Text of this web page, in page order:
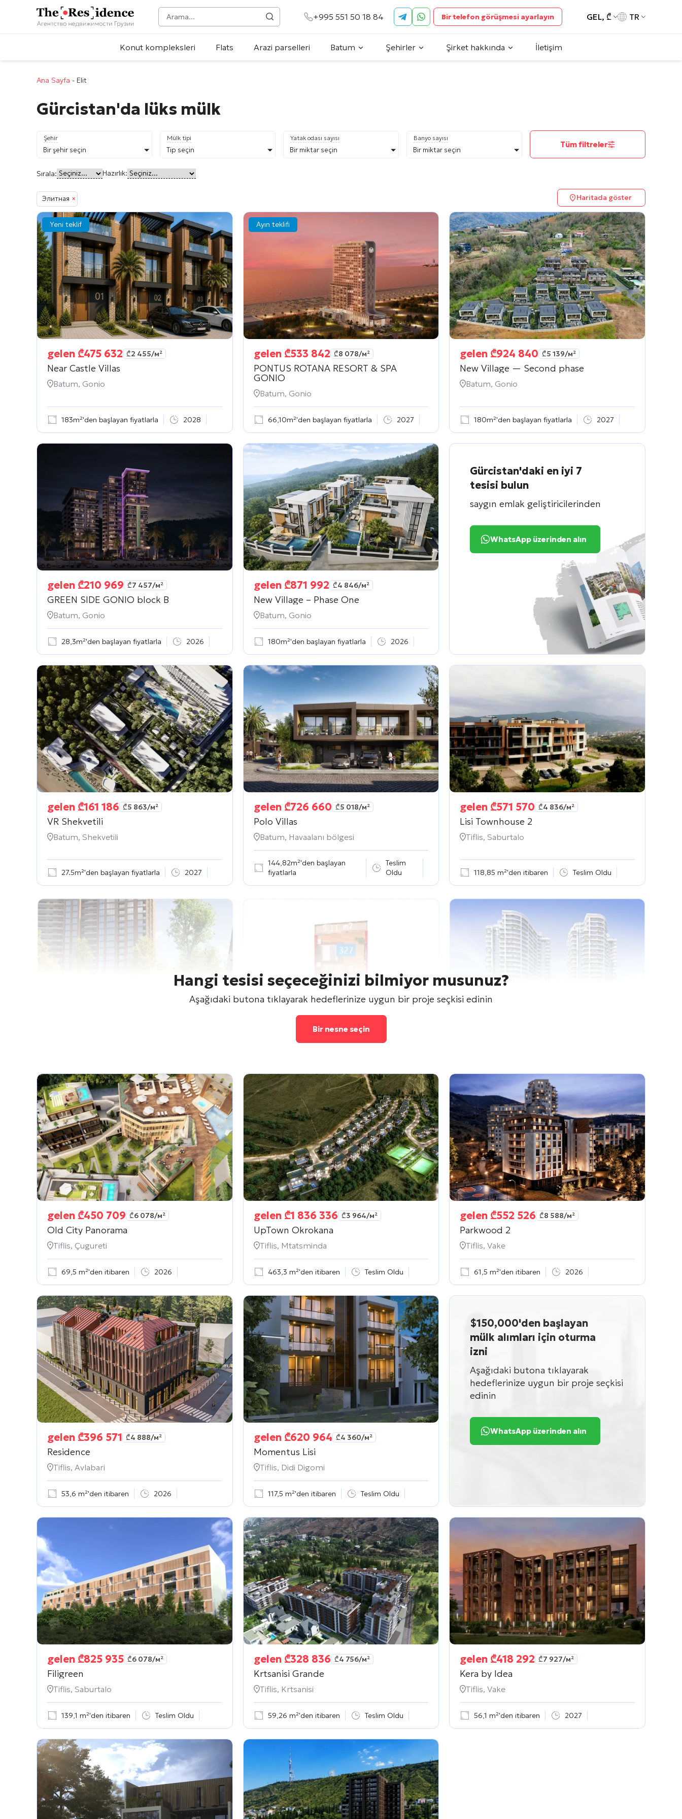
+995 551 50 18 84 Bir telefon görüşmesi ayarlayın GEL, ₾ TR
Konut kompleksleri Flats Arazi parselleri Batum Şehirler Şirket hakkında İletişim
Ana Sayfa - Elit
Gürcistan'da lüks mülk
Şehir
Bir şehir seçin
Mülk tipi
Tip seçin
Yatak odası sayısı
Bir miktar seçin
Banyo sayısı
Bir miktar seçin
Tüm filtreler
Sırala: Hazırlık:
Элитная × Haritada göster
Yeni teklif
gelen ₾475 632 ₾2 455/м²
Near Castle Villas
Batum, Gonio
183m²'den başlayan fiyatlarla 2028
Ayın teklifi
gelen ₾533 842 ₾8 078/м²
PONTUS ROTANA RESORT & SPA
GONIO
Batum, Gonio
66,10m²'den başlayan fiyatlarla 2027
gelen ₾924 840 ₾5 139/м²
New Village — Second phase
Batum, Gonio
180m²'den başlayan fiyatlarla 2027
gelen ₾210 969 ₾7 457/м²
GREEN SIDE GONIO block B
Batum, Gonio
28,3m²'den başlayan fiyatlarla 2026
gelen ₾871 992 ₾4 846/м²
New Village – Phase One
Batum, Gonio
180m²'den başlayan fiyatlarla 2026
Gürcistan'daki en iyi 7
tesisi bulun
saygın emlak geliştiricilerinden
WhatsApp üzerinden alın
gelen ₾161 186 ₾5 863/м²
VR Shekvetili
Batum, Shekvetili
27.5m²'den başlayan fiyatlarla 2027
gelen ₾726 660 ₾5 018/м²
Polo Villas
Batum, Havaalanı bölgesi
144,82m²'den başlayan
fiyatlarla
Teslim
Oldu
gelen ₾571 570 ₾4 836/м²
Lisi Townhouse 2
Tiflis, Saburtalo
118,85 m²'den itibaren Teslim Oldu
Hangi tesisi seçeceğinizi bilmiyor musunuz?
Aşağıdaki butona tıklayarak hedeflerinize uygun bir proje seçkisi edinin
Bir nesne seçin
gelen ₾450 709 ₾6 078/м²
Old City Panorama
Tiflis, Çugureti
69,5 m²'den itibaren 2026
gelen ₾1 836 336 ₾3 964/м²
UpTown Okrokana
Tiflis, Mtatsminda
463,3 m²'den itibaren Teslim Oldu
gelen ₾552 526 ₾8 588/м²
Parkwood 2
Tiflis, Vake
61,5 m²'den itibaren 2026
gelen ₾396 571 ₾4 888/м²
Residence
Tiflis, Avlabari
53,6 m²'den itibaren 2026
gelen ₾620 964 ₾4 360/м²
Momentus Lisi
Tiflis, Didi Digomi
117,5 m²'den itibaren Teslim Oldu
$150,000'den başlayan
mülk alımları için oturma
izni
Aşağıdaki butona tıklayarak
hedeflerinize uygun bir proje seçkisi
edinin
WhatsApp üzerinden alın
gelen ₾825 935 ₾6 078/м²
Filigreen
Tiflis, Saburtalo
139,1 m²'den itibaren Teslim Oldu
gelen ₾328 836 ₾4 756/м²
Krtsanisi Grande
Tiflis, Krtsanisi
59,26 m²'den itibaren Teslim Oldu
gelen ₾418 292 ₾7 927/м²
Kera by Idea
Tiflis, Vake
56,1 m²'den itibaren 2027